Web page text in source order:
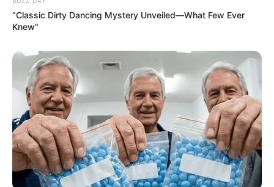
“Classic Dirty Dancing Mystery Unveiled—What Few Ever
Knew"